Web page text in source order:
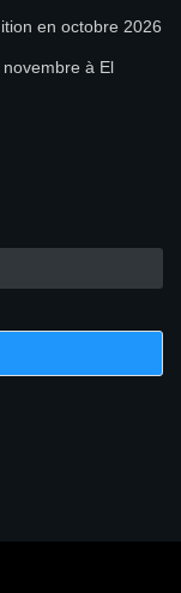
en octobre 2026
à El